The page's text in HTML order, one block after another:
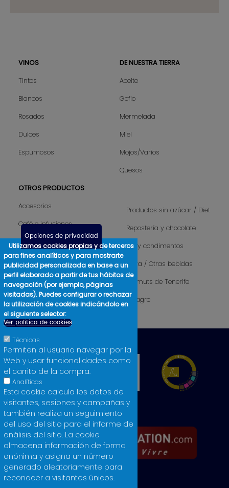
Sitemap
VINOS
Tintos
Blancos
Rosados
Dulces
Espumosos
DE NUESTRA TIERRA
Aceite
Gofio
Mermelada
Miel
Mojos/Varios
Quesos
OTROS PRODUCTOS
Accesorios
Café e infusiones
Camisetas hombre
Camisetas mujer
Cosmética
Libros
Licores
Productos sin azúcar / Diet
Repostería y chocolate
Sal y condimentos
Sidra / Otras bebidas
Vermuts de Tenerife
Vinagre
Opciones de privacidad
Utilizamos cookies propias y de terceros
para fines analíticos y para mostrarte
publicidad personalizada en base a un
perfil elaborado a partir de tus hábitos de
navegación (por ejemplo, páginas
visitadas). Puedes configurar o rechazar
la utilización de cookies indicándolo en
el siguiente selector:
Ver política de cookies
Técnicas
Permiten al usuario navegar por la
Web y usar funcionalidades como
el carrito de la compra.
Analíticas
Esta cookie calcula los datos de
visitantes, sesiones y campañas y
también realiza un seguimiento
del uso del sitio para el informe de
análisis del sitio. La cookie
almacena información de forma
anónima y asigna un número
generado aleatoriamente para
reconocer a visitantes únicos.